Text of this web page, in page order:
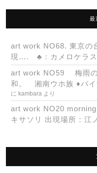
最
art work NO68. 東京の
現…. ♣：カメロケラス
art work NO59 梅雨の
和。 湘南ウホ族 ♦パ
に kambara より
art work NO20
キサソリ 出現場所：江